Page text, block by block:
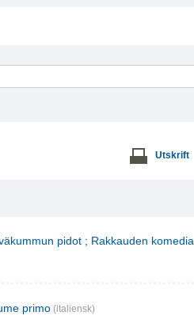
Utskrift
pidot ; Rakkauden komedia
primo (italiensk)